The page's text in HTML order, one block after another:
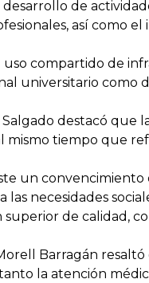
de
así como
uso compartido de
universitario como
destacó que
mismo tiempo que
un
las necesidades
de calidad,
Barragán
la atención